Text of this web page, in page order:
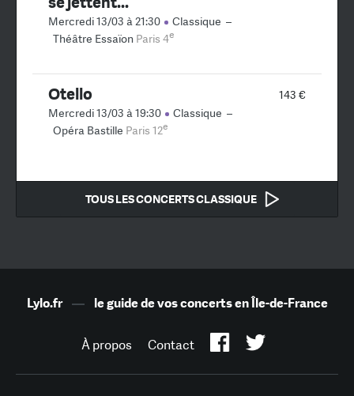
Mercredi 13/03 à 21:30 Classique –
Théâtre Essaïon Paris 4e
143 €
Otello
Mercredi 13/03 à 19:30 Classique –
Opéra Bastille Paris 12e
TOUS LES CONCERTS CLASSIQUE
Lylo.fr— le guide de vos concerts en Île-de-France
À propos Contact